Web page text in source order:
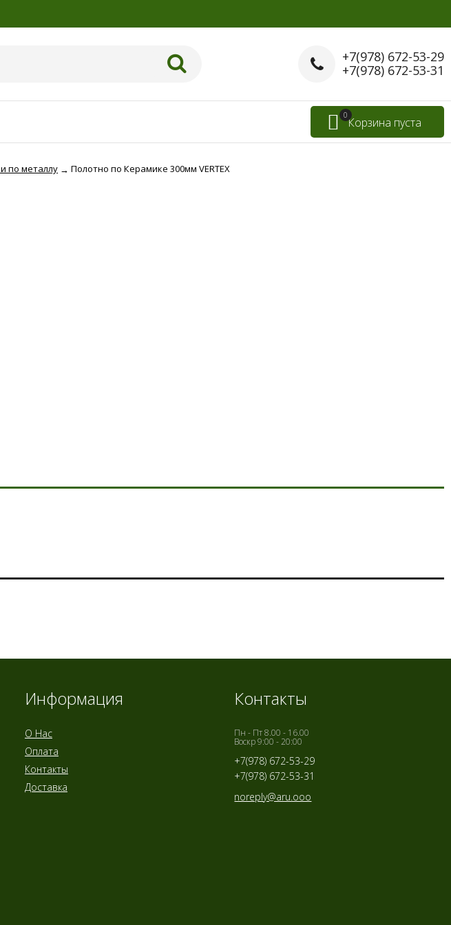
+7(978) 672-53-29
+7(978) 672-53-31
Корзина пуста
0
по металлу → Полотно по Керамике 300мм VERTEX
Информация
О Нас
Оплата
Контакты
Доставка
Контакты
Пн - Пт 8.00 - 16.00
Воскр 9:00 - 20:00
+7(978) 672-53-29
+7(978) 672-53-31
noreply@aru.ooo